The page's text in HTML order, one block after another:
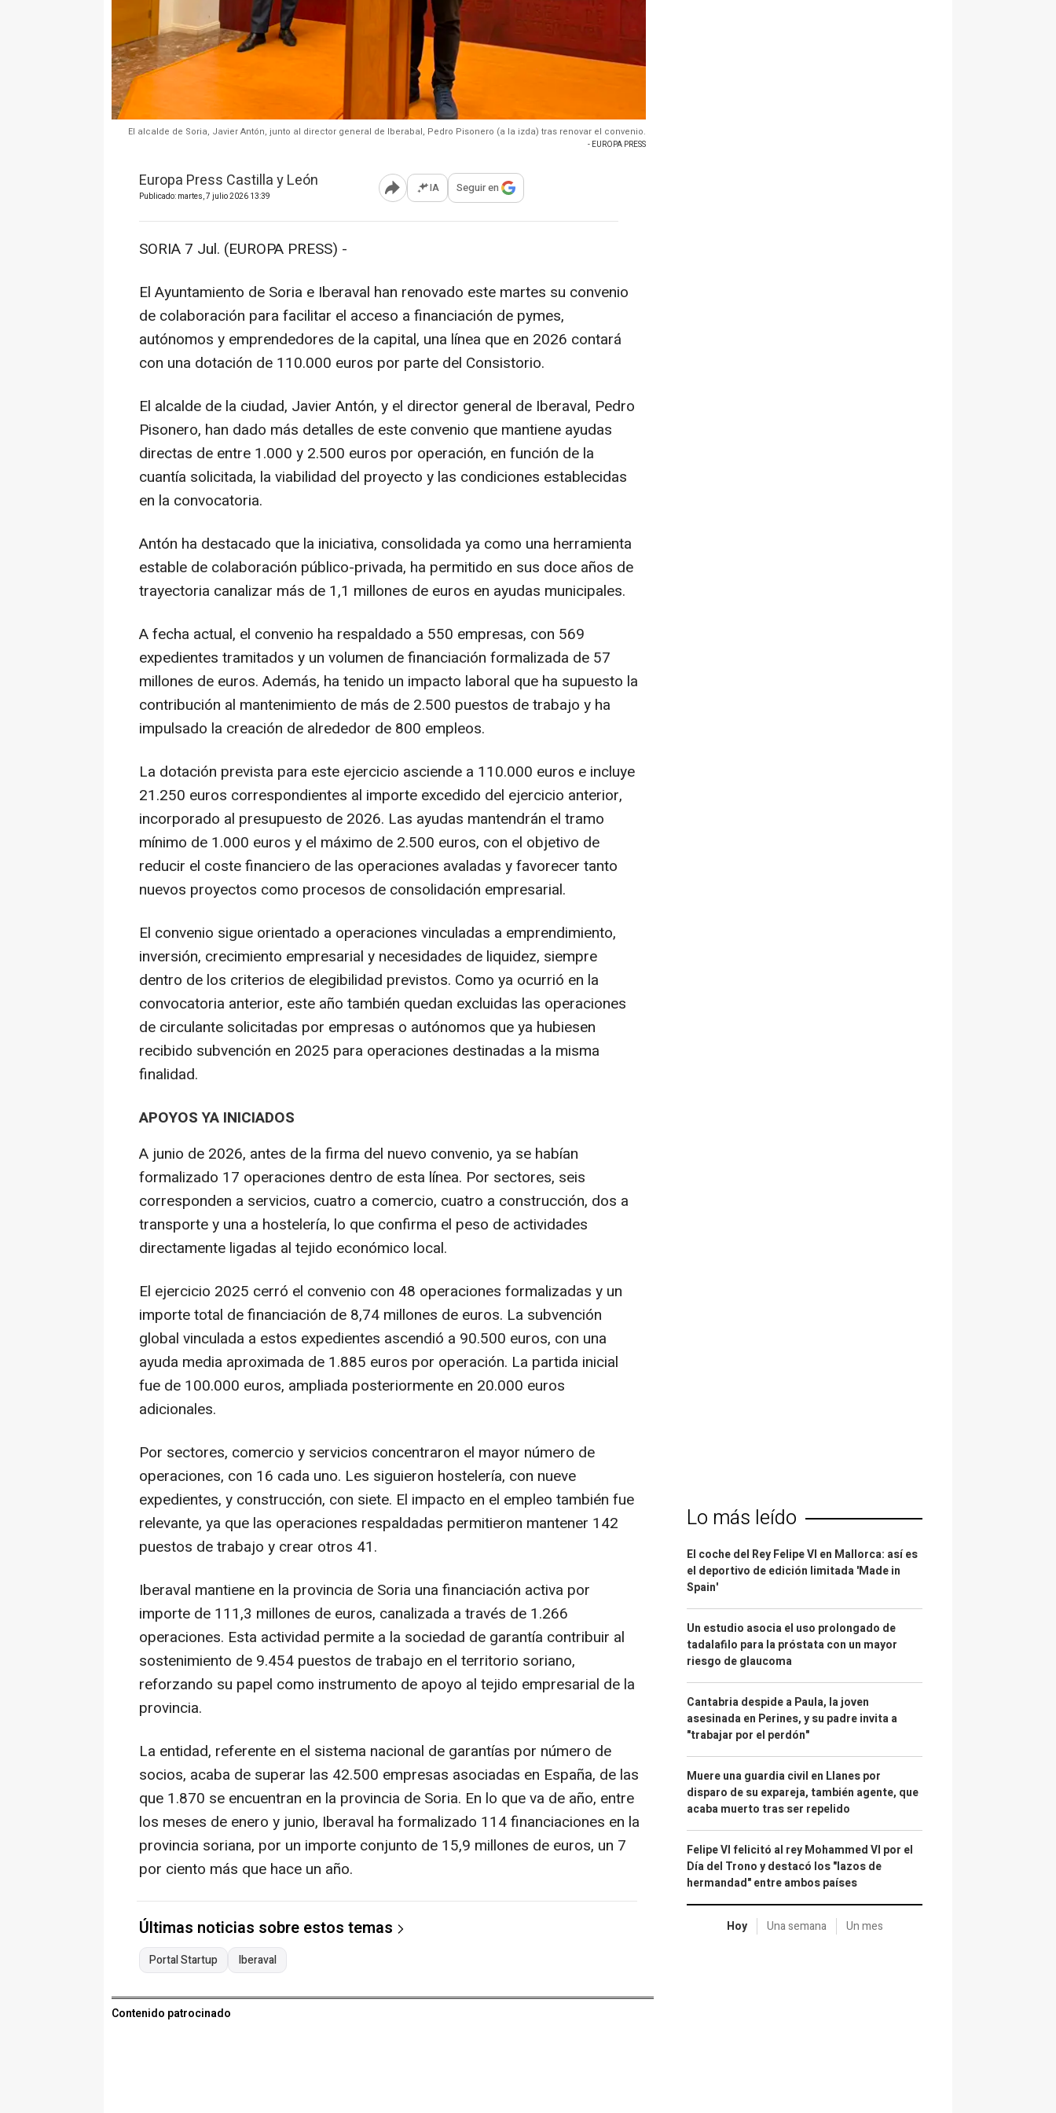
El alcalde de Soria, Javier Antón, junto al director general de Iberabal, Pedro Pisonero (a la izda) tras renovar el convenio.
- EUROPA PRESS
Europa Press Castilla y León
Publicado: martes, 7 julio 2026 13:39 Abrir opciones para compartir
IA Seguir en
SORIA 7 Jul. (EUROPA PRESS) -
El Ayuntamiento de Soria e Iberaval han renovado este martes su convenio
de colaboración para facilitar el acceso a financiación de pymes,
autónomos y emprendedores de la capital, una línea que en 2026 contará
con una dotación de 110.000 euros por parte del Consistorio.
El alcalde de la ciudad, Javier Antón, y el director general de Iberaval, Pedro
Pisonero, han dado más detalles de este convenio que mantiene ayudas
directas de entre 1.000 y 2.500 euros por operación, en función de la
cuantía solicitada, la viabilidad del proyecto y las condiciones establecidas
en la convocatoria.
Antón ha destacado que la iniciativa, consolidada ya como una herramienta
estable de colaboración público-privada, ha permitido en sus doce años de
trayectoria canalizar más de 1,1 millones de euros en ayudas municipales.
A fecha actual, el convenio ha respaldado a 550 empresas, con 569
expedientes tramitados y un volumen de financiación formalizada de 57
millones de euros. Además, ha tenido un impacto laboral que ha supuesto la
contribución al mantenimiento de más de 2.500 puestos de trabajo y ha
impulsado la creación de alrededor de 800 empleos.
La dotación prevista para este ejercicio asciende a 110.000 euros e incluye
21.250 euros correspondientes al importe excedido del ejercicio anterior,
incorporado al presupuesto de 2026. Las ayudas mantendrán el tramo
mínimo de 1.000 euros y el máximo de 2.500 euros, con el objetivo de
reducir el coste financiero de las operaciones avaladas y favorecer tanto
nuevos proyectos como procesos de consolidación empresarial.
El convenio sigue orientado a operaciones vinculadas a emprendimiento,
inversión, crecimiento empresarial y necesidades de liquidez, siempre
dentro de los criterios de elegibilidad previstos. Como ya ocurrió en la
convocatoria anterior, este año también quedan excluidas las operaciones
de circulante solicitadas por empresas o autónomos que ya hubiesen
recibido subvención en 2025 para operaciones destinadas a la misma
finalidad.
APOYOS YA INICIADOS
A junio de 2026, antes de la firma del nuevo convenio, ya se habían
formalizado 17 operaciones dentro de esta línea. Por sectores, seis
corresponden a servicios, cuatro a comercio, cuatro a construcción, dos a
transporte y una a hostelería, lo que confirma el peso de actividades
directamente ligadas al tejido económico local.
El ejercicio 2025 cerró el convenio con 48 operaciones formalizadas y un
importe total de financiación de 8,74 millones de euros. La subvención
global vinculada a estos expedientes ascendió a 90.500 euros, con una
ayuda media aproximada de 1.885 euros por operación. La partida inicial
fue de 100.000 euros, ampliada posteriormente en 20.000 euros
adicionales.
Por sectores, comercio y servicios concentraron el mayor número de
operaciones, con 16 cada uno. Les siguieron hostelería, con nueve
expedientes, y construcción, con siete. El impacto en el empleo también fue
relevante, ya que las operaciones respaldadas permitieron mantener 142
puestos de trabajo y crear otros 41.
Iberaval mantiene en la provincia de Soria una financiación activa por
importe de 111,3 millones de euros, canalizada a través de 1.266
operaciones. Esta actividad permite a la sociedad de garantía contribuir al
sostenimiento de 9.454 puestos de trabajo en el territorio soriano,
reforzando su papel como instrumento de apoyo al tejido empresarial de la
provincia.
La entidad, referente en el sistema nacional de garantías por número de
socios, acaba de superar las 42.500 empresas asociadas en España, de las
que 1.870 se encuentran en la provincia de Soria. En lo que va de año, entre
los meses de enero y junio, Iberaval ha formalizado 114 financiaciones en la
provincia soriana, por un importe conjunto de 15,9 millones de euros, un 7
por ciento más que hace un año.
Últimas noticias sobre estos temas
Portal Startup Iberaval
Contenido patrocinado
Lo más leído
El coche del Rey Felipe VI en Mallorca: así es
el deportivo de edición limitada 'Made in
Spain'
Un estudio asocia el uso prolongado de
tadalafilo para la próstata con un mayor
riesgo de glaucoma
Cantabria despide a Paula, la joven
asesinada en Perines, y su padre invita a
"trabajar por el perdón"
Muere una guardia civil en Llanes por
disparo de su expareja, también agente, que
acaba muerto tras ser repelido
Felipe VI felicitó al rey Mohammed VI por el
Día del Trono y destacó los "lazos de
hermandad" entre ambos países
Hoy Una semana Un mes